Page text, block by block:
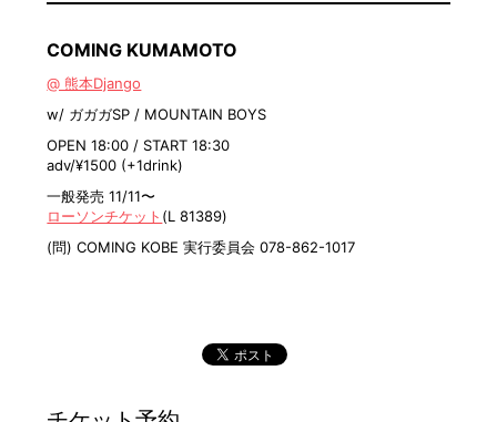
Goods Movie
COMING KUMAMOTO
@ 熊本Django
w/ ガガガSP / MOUNTAIN BOYS
OPEN 18:00 / START 18:30
adv/¥1500 (+1drink)
一般発売 11/11〜
ローソンチケット (L 81389)
(問) COMING KOBE 実行委員会 078-862-1017